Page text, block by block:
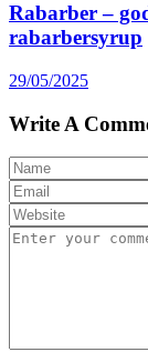
Rabarber –
rabarbersyrup
29/05/2025
Write A